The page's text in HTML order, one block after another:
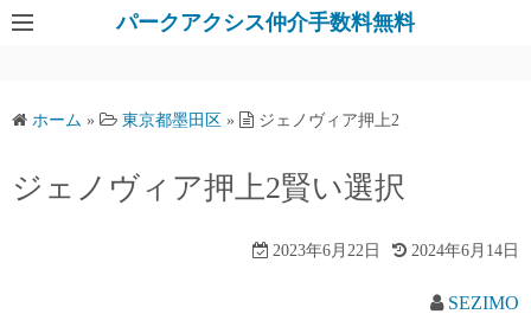
パークアクシス仲介手数料無料
ホーム » 東京都墨田区 » ジェノヴィア押上2
ジェノヴィア押上2賢い選択
2023年6月22日 2024年6月14日
SEZIMO